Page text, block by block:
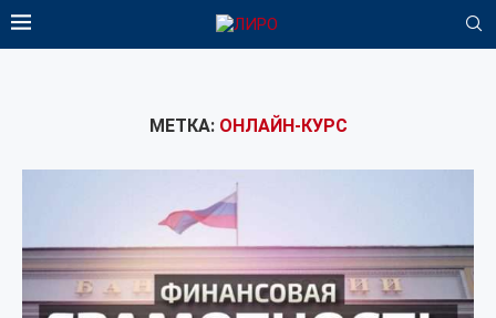
МЕТКА: ОНЛАЙН-КУРС